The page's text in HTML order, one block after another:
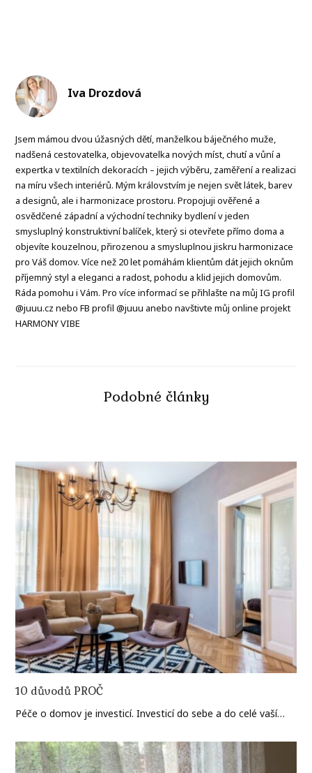
Iva Drozdová
Jsem mámou dvou úžasných dětí, manželkou báječného muže,
nadšená cestovatelka, objevovatelka nových míst, chutí a vůní a
expertka v textilních dekoracích – jejich výběru, zaměření a realizaci
na míru všech interiérů. Mým královstvím je nejen svět látek, barev
a designů, ale i harmonizace prostoru. Propojuji ověřené a
osvědčené západní a východní techniky bydlení v jeden
smysluplný konstruktivní balíček, který si otevřete přímo doma a
objevíte kouzelnou, přirozenou a smysluplnou jiskru harmonizace
pro Váš domov. Více než 20 let pomáhám klientům dát jejich oknům
příjemný styl a eleganci a radost, pohodu a klid jejich domovům.
Ráda pomohu i Vám. Pro více informací se přihlašte na můj IG profil
@juuu.cz nebo FB profil @juuu anebo navštivte můj online projekt
HARMONY VIBE
Podobné články
10 důvodů PROČ
Péče o domov je investicí. Investicí do sebe a do celé vaší…